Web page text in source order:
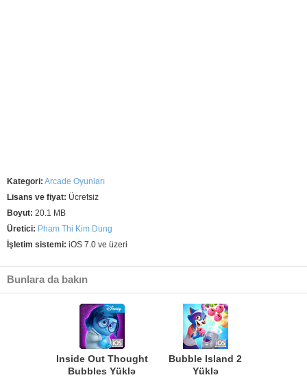
Kategori: Arcade Oyunları
Lisans ve fiyat: Ücretsiz
Boyut: 20.1 MB
Üretici: Pham Thi Kim Dung
İşletim sistemi: iOS 7.0 ve üzeri
Bunlara da bakın
Inside Out Thought
Bubbles Yüklə
Bubble Island 2
Yüklə